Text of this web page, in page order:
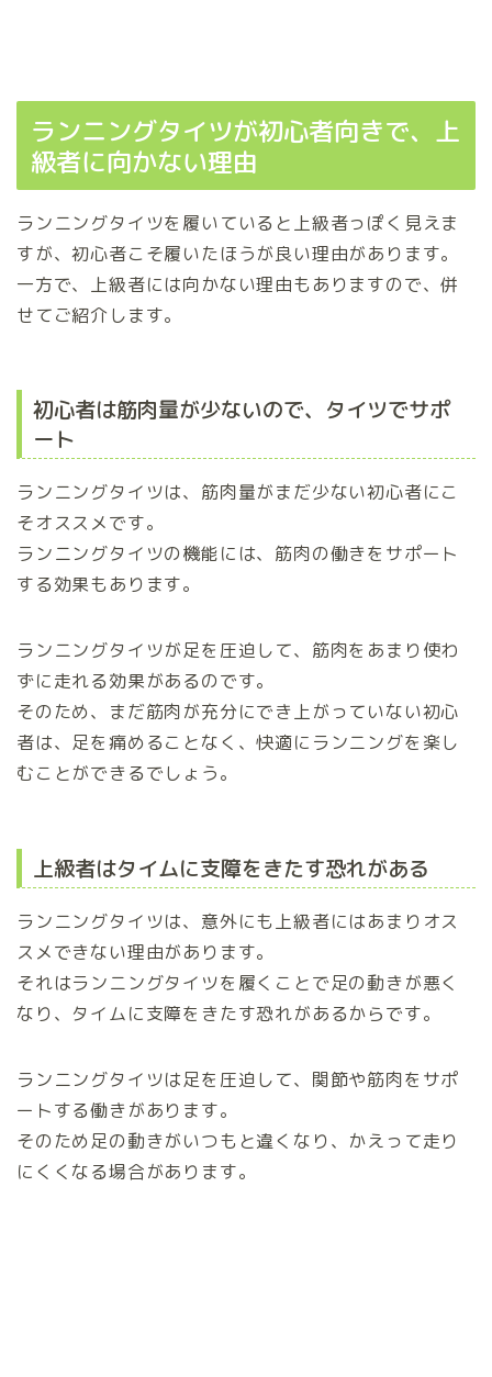
ランニングタイツが初心者向きで、上
級者に向かない理由
ランニングタイツを履いていると上級者っぽく見えま
すが、初心者こそ履いたほうが良い理由があります。
一方で、上級者には向かない理由もありますので、併
せてご紹介します。
初心者は筋肉量が少ないので、タイツでサポ
ート
ランニングタイツは、筋肉量がまだ少ない初心者にこ
そオススメです。
ランニングタイツの機能には、筋肉の働きをサポート
する効果もあります。
ランニングタイツが足を圧迫して、筋肉をあまり使わ
ずに走れる効果があるのです。
そのため、まだ筋肉が充分にでき上がっていない初心
者は、足を痛めることなく、快適にランニングを楽し
むことができるでしょう。
上級者はタイムに支障をきたす恐れがある
ランニングタイツは、意外にも上級者にはあまりオス
スメできない理由があります。
それはランニングタイツを履くことで足の動きが悪く
なり、タイムに支障をきたす恐れがあるからです。
ランニングタイツは足を圧迫して、関節や筋肉をサポ
ートする働きがあります。
そのため足の動きがいつもと違くなり、かえって走り
にくくなる場合があります。